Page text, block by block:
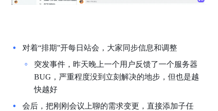
对着“排期”开每日站会，大家同步信息和调整
突发事件，昨天晚上一个用户反馈了一个服务器
BUG，严重程度没到立刻解决的地步，但也是越
快越好
会后，把刚刚会议上聊的需求变更，直接添加子任